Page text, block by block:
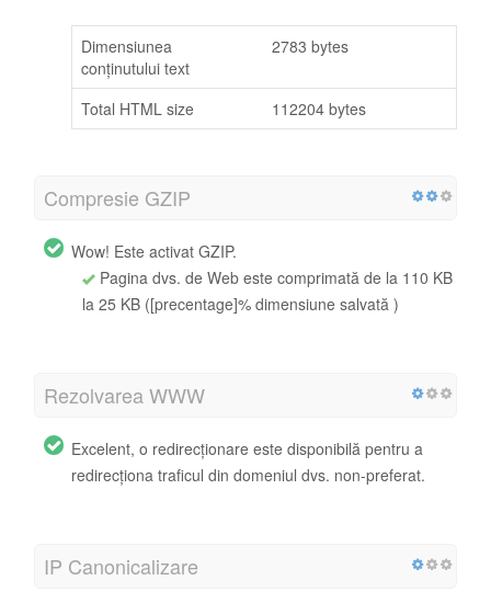
Dimensiunea
conținutului text
2783 bytes
Total HTML size 112204 bytes
Compresie GZIP
Wow! Este activat GZIP.
Pagina dvs. de Web este comprimată de la 110 KB
la 25 KB ([precentage]% dimensiune salvată )
Rezolvarea WWW
Excelent, o redirecționare este disponibilă pentru a
redirecționa traficul din domeniul dvs. non-preferat.
IP Canonicalizare